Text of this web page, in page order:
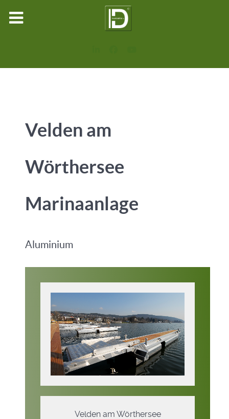
Velden am
Wörthersee
Marinaanlage
Aluminium
Velden am Wörthersee